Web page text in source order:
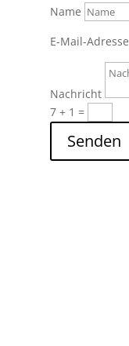
Name
E-Mail-Adresse
Nachricht
7 + 1 =
Senden